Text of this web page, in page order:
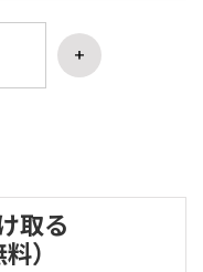
取る
）